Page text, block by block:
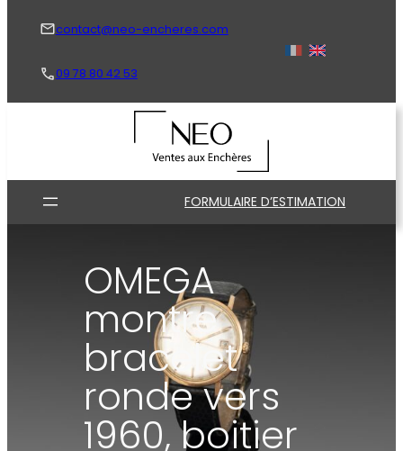
contact@neo-encheres.com
09 78 80 42 53
FORMULAIRE D’ESTIMATION
OMEGA
montre
bracelet
ronde vers
1960, boitier